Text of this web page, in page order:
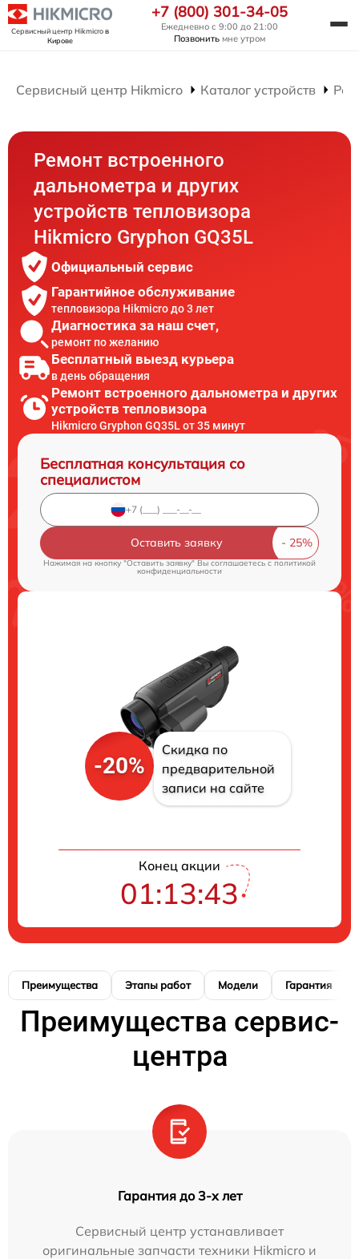
Сервисный центр Hikmicroв
Кирове
+7 (800) 301-34-05
Ежедневно с 9:00 до 21:00
Позвонить мне утром
Сервисный центр Hikmicro Каталог устройств
Ремонт встроенного
дальнометра и других
устройств тепловизора
Hikmicro Gryphon GQ35L
Официальный сервис
Гарантийное обслуживание
тепловизора Hikmicro до 3 лет
Диагностика за наш счет,
ремонт по желанию
Бесплатный выезд курьера
в день обращения
Ремонт встроенного дальнометра и других
устройств тепловизора
Hikmicro Gryphon GQ35L от 35 минут
Бесплатная консультация со
специалистом
Оставить заявку
Нажимая на кнопку "Оставить заявку" Вы соглашаетесь cполитикой
конфиденциальности
-20%
Скидка по
предварительной
записи на сайте
Конец акции
01:13:42
Преимущества Этапы работ Модели Гарантия
Преимущества сервис-
центра
Гарантия до 3-х лет
Сервисный центр устанавливает
оригинальные запчасти техники Hikmicro и